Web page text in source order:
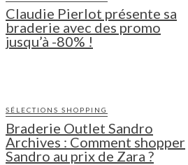
Claudie Pierlot présente sa
braderie avec des promo
jusqu’à -80% !
SÉLECTIONS SHOPPING
Braderie Outlet Sandro
Archives : Comment shopper
Sandro au prix de Zara ?